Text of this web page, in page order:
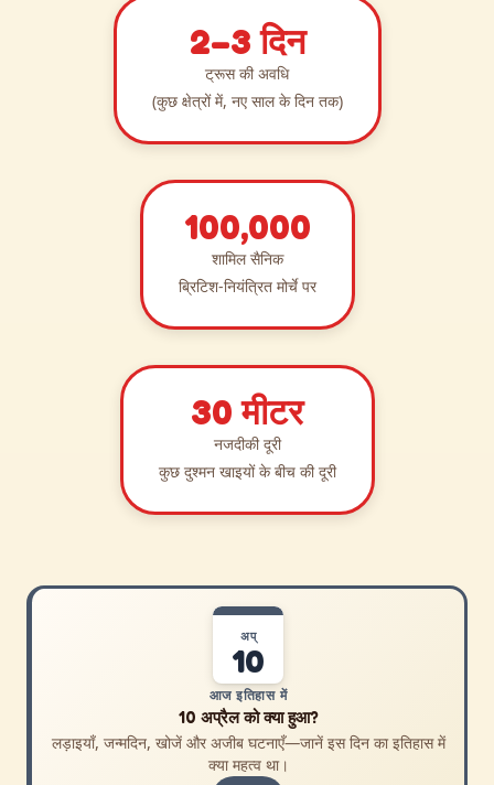
2–3 दिन
ट्रूस की अवधि
(कुछ क्षेत्रों में, नए साल के दिन तक)
100,000
शामिल सैनिक
ब्रिटिश-नियंत्रित मोर्चे पर
30 मीटर
नजदीकी दूरी
कुछ दुश्मन खाइयों के बीच की दूरी
अप्
10
आज इतिहास में
10 अप्रैल को क्या हुआ?
लड़ाइयाँ, जन्मदिन, खोजें और अजीब घटनाएँ—जानें इस दिन का इतिहास में
क्या महत्व था।